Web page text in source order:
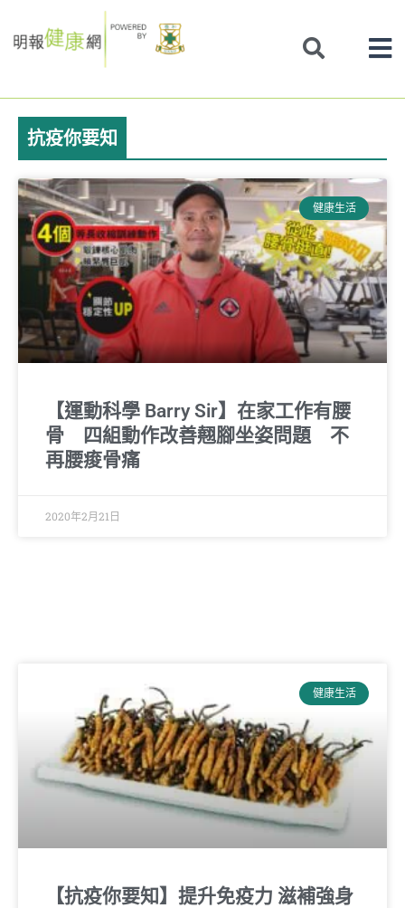
to
抗疫你要知
健康生活
【運動科學 Barry Sir】在家工作有腰
骨 四組動作改善翹腳坐姿問題 不
再腰痠骨痛
2020年2月21日
健康生活
【抗疫你要知】提升免疫力 滋補強身
PagePagePagePagePage